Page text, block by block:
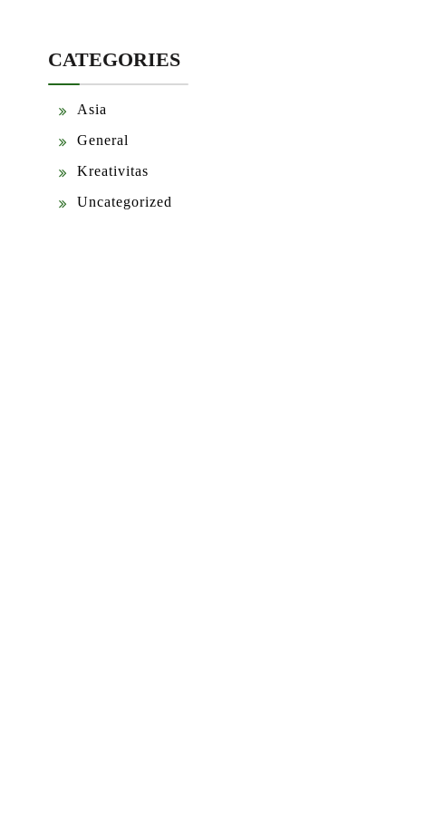
CATEGORIES
Asia
General
Kreativitas
Uncategorized